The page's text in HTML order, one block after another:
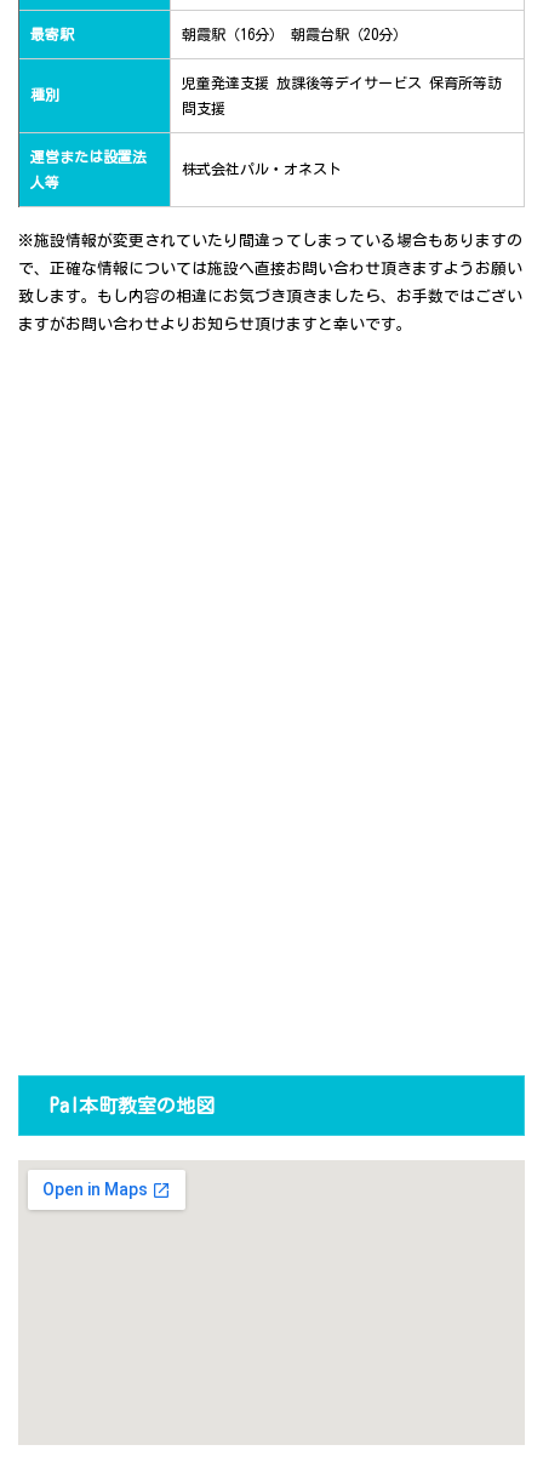
最寄駅 朝霞駅（16分） 朝霞台駅（20分）
種別
児童発達支援 放課後等デイサービス 保育所等訪
問支援
運営または設置法
人等
株式会社パル・オネスト
※施設情報が変更されていたり間違ってしまっている場合もありますの
で、正確な情報については施設へ直接お問い合わせ頂きますようお願い
致します。もし内容の相違にお気づき頂きましたら、お手数ではござい
ますがお問い合わせよりお知らせ頂けますと幸いです。
Pal本町教室の地図